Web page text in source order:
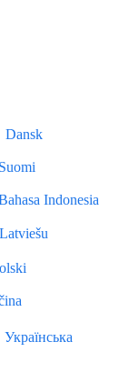
Dansk
Suomi
Indonesia
Latviešu
Українська